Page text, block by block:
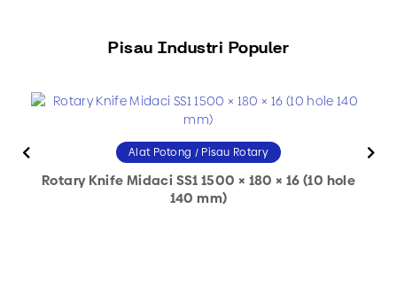
Pisau Industri Populer
Alat Potong / Pisau Rotary
Rotary Knife Midaci SS1 1500 × 180 × 16 (10 hole
140 mm)